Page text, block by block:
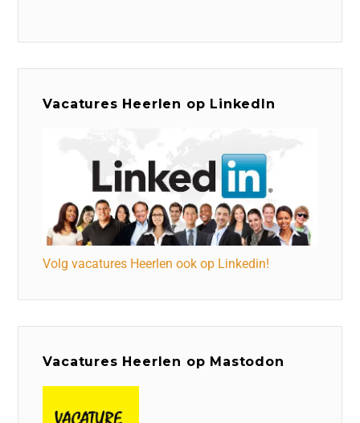
Vacatures Heerlen op LinkedIn
Volg vacatures Heerlen ook op Linkedin!
Vacatures Heerlen op Mastodon